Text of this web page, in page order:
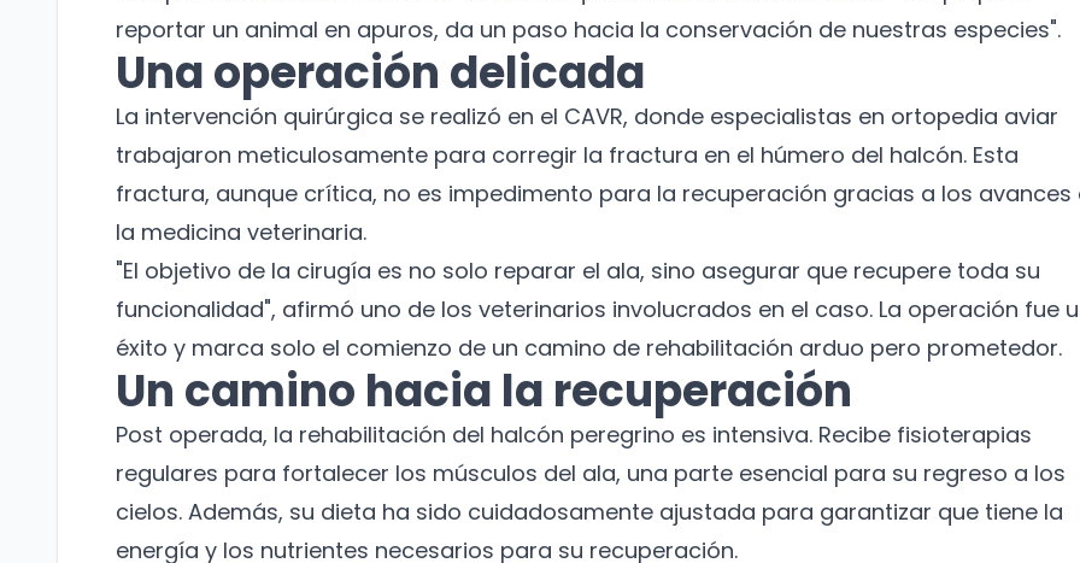
reportar un animal en apuros, da un paso hacia la conservación de nuestras especies".
Una operación delicada
La intervención quirúrgica se realizó en el CAVR, donde especialistas en ortopedia aviar
trabajaron meticulosamente para corregir la fractura en el húmero del halcón. Esta
fractura, aunque crítica, no es impedimento para la recuperación gracias a los avances
la medicina veterinaria.
"El objetivo de la cirugía es no solo reparar el ala, sino asegurar que recupere toda su
funcionalidad", afirmó uno de los veterinarios involucrados en el caso. La operación fue
éxito y marca solo el comienzo de un camino de rehabilitación arduo pero prometedor.
Un camino hacia la recuperación
Post operada, la rehabilitación del halcón peregrino es intensiva. Recibe fisioterapias
regulares para fortalecer los músculos del ala, una parte esencial para su regreso a los
cielos. Además, su dieta ha sido cuidadosamente ajustada para garantizar que tiene la
energía y los nutrientes necesarios para su recuperación.
¡No te pierdas nuestras
Suscríbete a nuestro boletín para recibir
noticias y actualizaciones.
Correo electrónico
No te preocupes, no enviamos spam.
Cerrar Suscribirme